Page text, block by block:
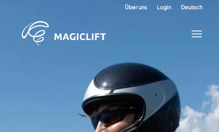
Über uns Login Deutsch